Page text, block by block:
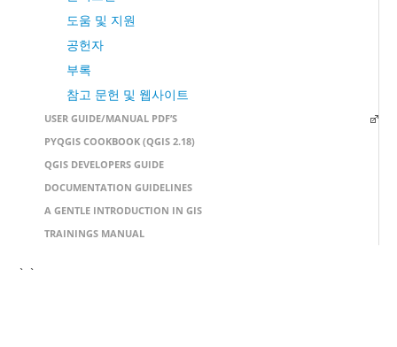
도움 및 지원
공헌자
부록
참고 문헌 및 웹사이트
USER GUIDE/MANUAL PDF’S
PYQGIS COOKBOOK (QGIS 2.18)
QGIS DEVELOPERS GUIDE
DOCUMENTATION GUIDELINES
A GENTLE INTRODUCTION IN GIS
TRAININGS MANUAL
` `